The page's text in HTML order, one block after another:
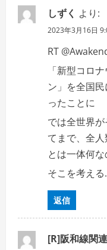
しずく より:
2023年3月16日
RT
「新型コロ
ン」を全国
ったことに
では全世界
てまで、全人
とは一体何
そこを考え
返信
[R]阪和線関